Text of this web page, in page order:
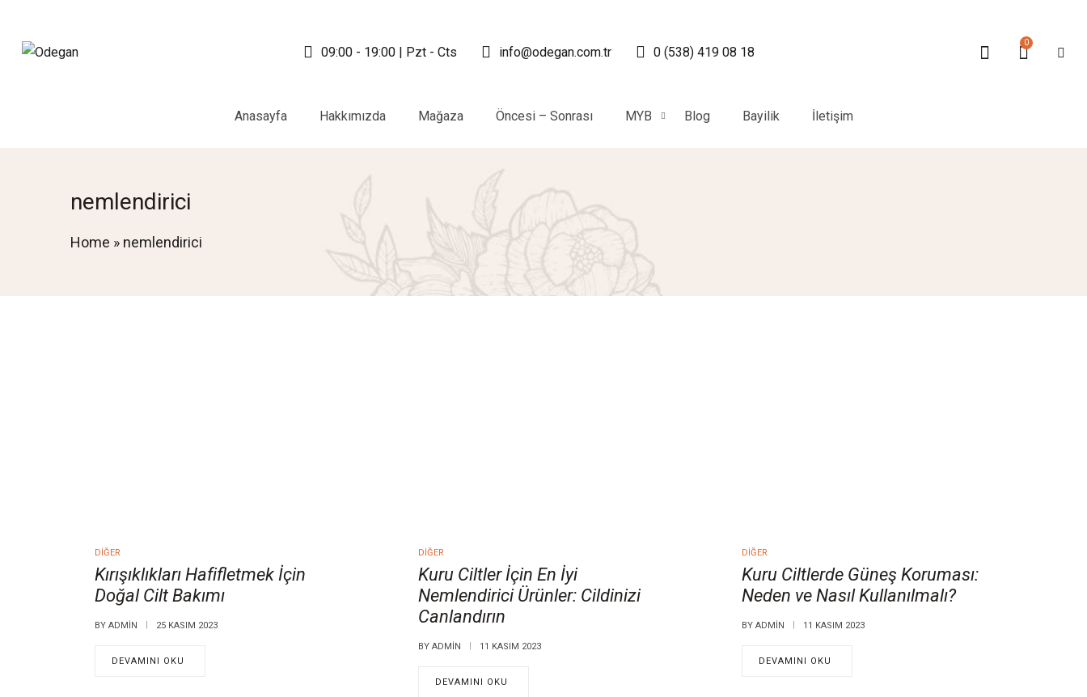
09:00 - 19:00 | Pzt - Cts info@odegan.com.tr 0 (538) 419 08 18
0
Anasayfa Hakkımızda Mağaza Öncesi – Sonrası MYB Blog Bayilik İletişim
nemlendirici
Home » nemlendirici
DIĞER
Kırışıklıkları Hafifletmek İçin
Doğal Cilt Bakımı
BY ADMIN 25 KASIM 2023
DEVAMINI OKU
DIĞER
Kuru Ciltler İçin En İyi
Nemlendirici Ürünler: Cildinizi
Canlandırın
BY ADMIN 11 KASIM 2023
DEVAMINI OKU
DIĞER
Kuru Ciltlerde Güneş Koruması:
Neden ve Nasıl Kullanılmalı?
BY ADMIN 11 KASIM 2023
DEVAMINI OKU